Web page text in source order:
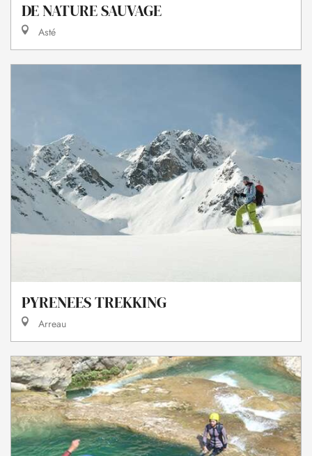
DE NATURE SAUVAGE
Asté
PYRENEES TREKKING
Arreau